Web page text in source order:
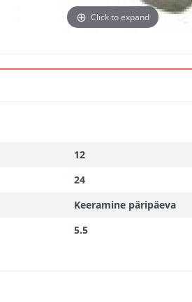
Click to expand
12
24
Keeramine päripäeva
5.5